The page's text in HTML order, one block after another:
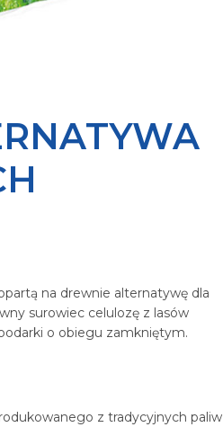
na drewnie alternatywę dla
surowiec celulozę z lasów
o obiegu zamkniętym.
z tradycyjnych paliw